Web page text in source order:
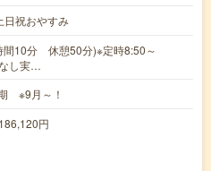
祝おやすみ
間10分 休憩50分)※定時8:50～
し実…
※9月～！
円